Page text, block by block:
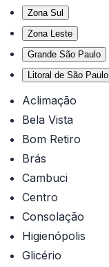
Zona Sul
Zona Leste
Grande São Paulo
Litoral de São Paulo
Aclimação
Bela Vista
Bom Retiro
Brás
Cambuci
Centro
Consolação
Higienópolis
Glicério